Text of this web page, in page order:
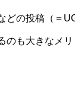
どの投稿（＝
のも大きなメリ